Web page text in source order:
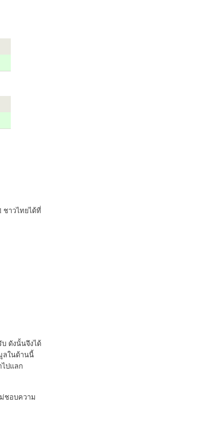
ชาวไทยได้ที่
บ ดังนั้นจึงได้
ลในด้านนี้
ปแลก
ชอบความ